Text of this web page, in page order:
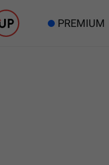
PREMIUM